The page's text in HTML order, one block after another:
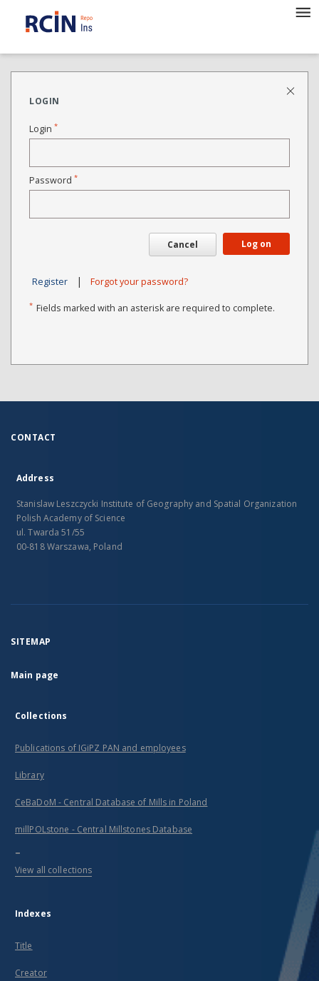
LOGIN
Login *
Password *
Cancel Log on
Register | Forgot your password?
* Fields marked with an asterisk are required to complete.
CONTACT
Address
Stanislaw Leszczycki Institute of Geography and Spatial Organization
Polish Academy of Science
ul. Twarda 51/55
00-818 Warszawa, Poland
SITEMAP
Main page
Collections
Publications of IGiPZ PAN and employees
Library
CeBaDoM - Central Database of Mills in Poland
millPOLstone - Central Millstones Database
...
View all collections
Indexes
Title
Creator